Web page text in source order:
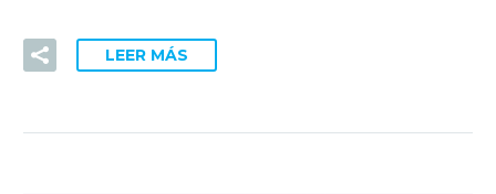
LEER MÁS